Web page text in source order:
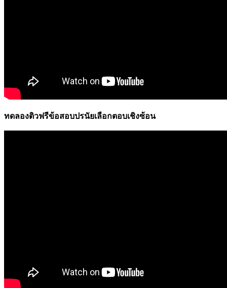
ทดลองติวฟรีข้อสอบปรนัยเลือกตอบเชิงซ้อน